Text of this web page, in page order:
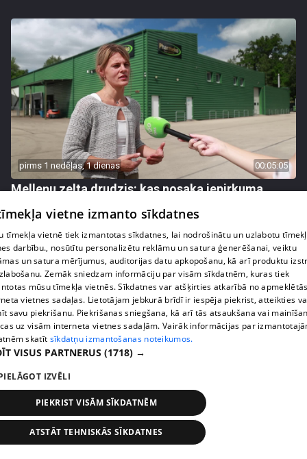
pirms 1 nedēļas, 1 dienas 00:05:05
Melleņu zelta drudzis: kas nosaka iepirkuma
409. epizode
pirms 1 nedēļas, 1 dienas
Ogas un sēnes šogad dārgākas, bet uzpirkšanas
punktos to krietni mazāk
409. epizode
vietne izmanto sīkdatnes
tīmekļa vietnē tiek izmantotas sīkdatnes, lai nodrošinātu un uzlabotu
darbību., nosūtītu personalizētu reklāmu un satura ģenerēšanai, veiktu
un satura mērījumus, auditorijas datu apkopošanu, kā arī produktu
Zemāk sniedzam informāciju par visām sīkdatnēm, kuras tiek
mūsu tīmekļa vietnēs. Sīkdatnes var atšķirties atkarībā no
vietnes sadaļas. Lietotājam jebkurā brīdī ir iespēja piekrist, atteikties
savu piekrišanu. Piekrišanas sniegšana, kā arī tās atsaukšana vai
uz visām interneta vietnes sadaļām. Vairāk informācijas par
skatīt sīkdatņu izmantošanas noteikumos.
VISUS PARTNERUS (1718) →
IZVĒLI
PIEKRIST VISĀM SĪKDATNĒM
ATSTĀT TEHNISKĀS SĪKDATNES